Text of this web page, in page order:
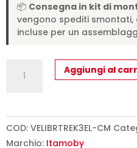
📦 Consegna in kit di
vengono spediti
incluse per un
moderna
elementi
cemento
Aggiungi al
COD: VELIBRTREK3EL-CM
Marchio: Itamoby